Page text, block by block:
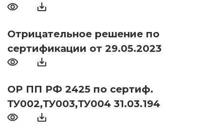
Отрицательное решение по
сертификации от 29.05.2023
ОР ПП РФ 2425 по сертиф.
ТУ002,ТУ003,ТУ004 31.03.194